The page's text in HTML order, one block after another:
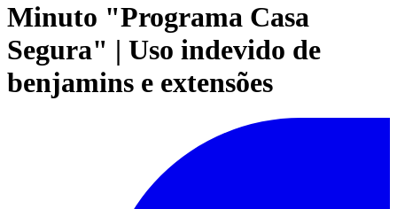
Minuto "Programa Casa
Segura" | Uso indevido de
benjamins e extensões